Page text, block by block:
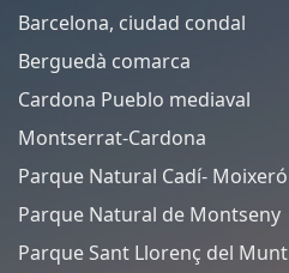
Barcelona, ciudad condal
Berguedà comarca
Cardona Pueblo mediaval
Montserrat-Cardona
Parque Natural Cadí- Moixeró
Parque Natural de Montseny
Parque Sant Llorenç del Munt